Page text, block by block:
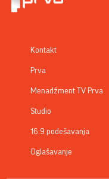
Kontakt
Prva
Menadžment TV Prva
Studio
16:9 podešavanja
Oglašavanje